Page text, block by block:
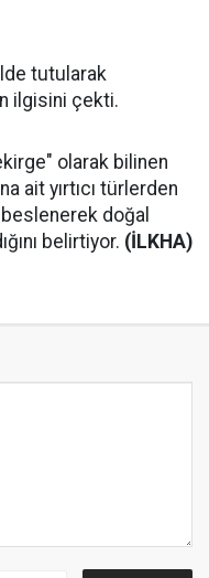
tutularak
ilgisini çekti.
olarak bilinen
ait yırtıcı türlerden
doğal
belirtiyor. (İLKHA)